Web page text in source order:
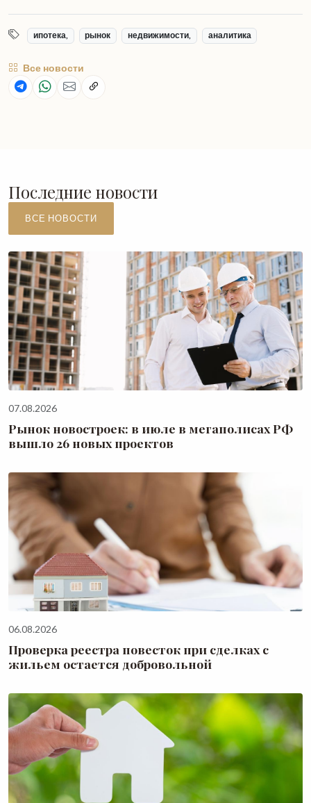
ипотека, рынок недвижимости, аналитика
Все новости
Последние новости
ВСЕ НОВОСТИ
07.08.2026
Рынок новостроек: в июле в мегаполисах РФ
вышло 26 новых проектов
06.08.2026
Проверка реестра повесток при сделках с
жильем остается добровольной